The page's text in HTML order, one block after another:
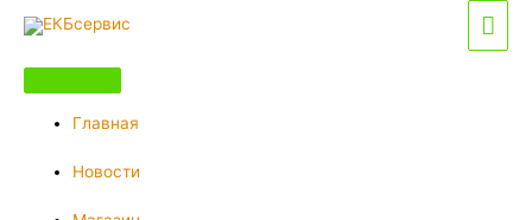
Перейти
содержимому
Главная
Новости